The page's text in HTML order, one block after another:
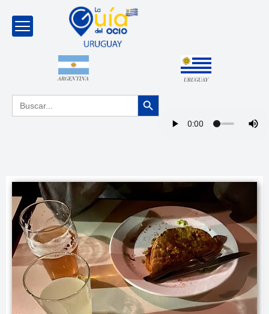
ARGENTINA URUGUAY
Buscar: Botón de búsqueda